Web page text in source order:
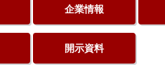
企業情報
開示資料